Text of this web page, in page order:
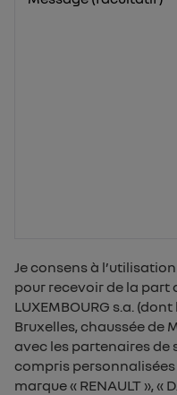
Je consens à
pour recevoir de la part
LUXEMBOURG s.a.
Bruxelles, chaussée de
avec les partenaires de
compris
marque « RENAULT », «